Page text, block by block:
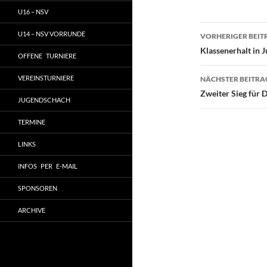
VORHERIGER
Klassenerhalt in
NÄCHSTER
Zweiter Sieg für
U16 – NSV
U14 – NSV VORRUNDE
OFFENE TURNIERE
VEREINSTURNIERE
JUGENDSCHACH
TERMINE
LINKS
INFOS PER E-MAIL
SPONSOREN
ARCHIVE